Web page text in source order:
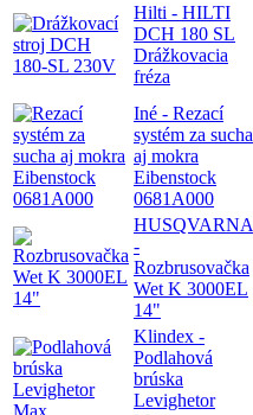
Hilti - HILTI
DCH 180 SL
Drážkovacia
fréza
Iné - Rezací
systém za sucha
aj mokra
Eibenstock
0681A000
HUSQVARNA
-
Rozbrusovačka
Wet K 3000EL
14"
Klindex -
Podlahová
brúska
Levighetor